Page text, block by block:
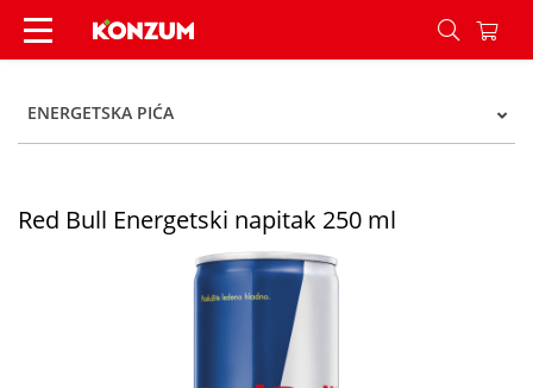
Red Bull Energetski napitak 250 ml - Konzum
ENERGETSKA PIĆA
Red Bull Energetski napitak 250 ml